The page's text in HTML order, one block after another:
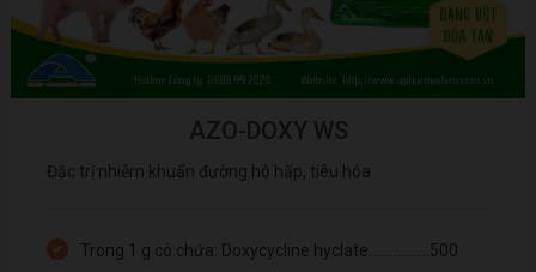
AZO-DOXY WS
Đặc trị nhiễm khuẩn đường hô hấp, tiêu hóa
Trong 1 g có chứa: Doxycycline hyclate.................500